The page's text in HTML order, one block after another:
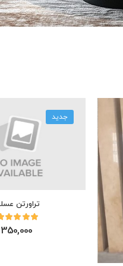
جدید
تراورتن
350,000